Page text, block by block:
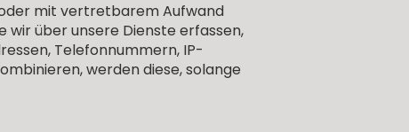
oder mit vertretbarem Aufwand
wir über unsere Dienste erfassen,
Telefonnummern, IP-
werden diese, solange